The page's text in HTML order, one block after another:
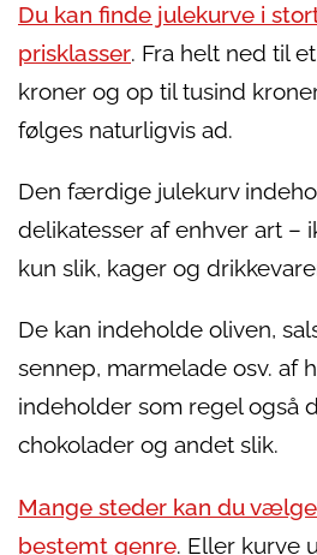
Du kan finde julekurve i
prisklasser. Fra helt ned til
kroner og op til tusind
følges naturligvis ad.
Den færdige julekurv
delikatesser af enhver art –
kun slik, kager og
De kan indeholde oliven,
sennep, marmelade osv. af
indeholder som regel også
chokolader og andet slik.
Mange steder kan du
bestemt genre. Eller kurve